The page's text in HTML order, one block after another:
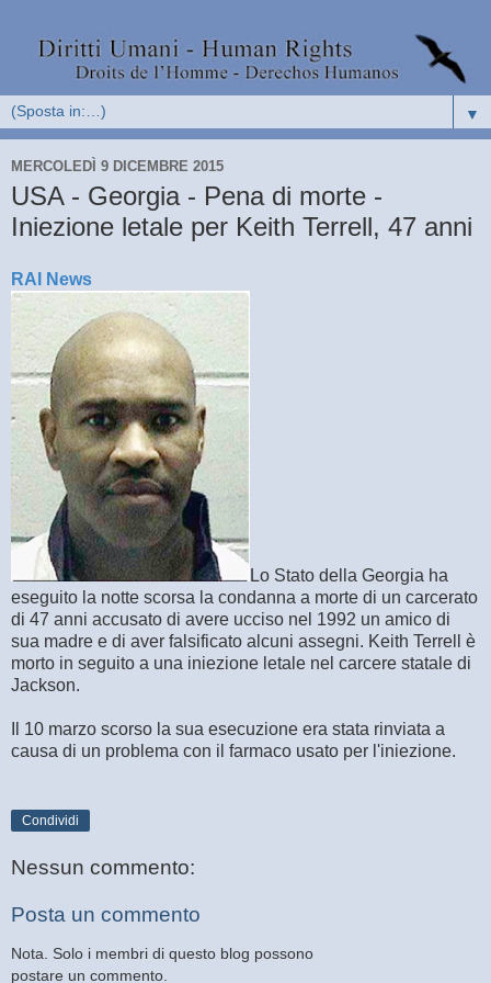
▼
MERCOLEDÌ 9 DICEMBRE 2015
USA - Georgia - Pena di morte -
Iniezione letale per Keith Terrell, 47 anni
RAI News
Lo Stato della Georgia ha
eseguito la notte scorsa la condanna a morte di un carcerato
di 47 anni accusato di avere ucciso nel 1992 un amico di
sua madre e di aver falsificato alcuni assegni. Keith Terrell è
morto in seguito a una iniezione letale nel carcere statale di
Jackson.
Il 10 marzo scorso la sua esecuzione era stata rinviata a
causa di un problema con il farmaco usato per l'iniezione.
Condividi
Nessun commento:
Posta un commento
Nota. Solo i membri di questo blog possono
postare un commento.